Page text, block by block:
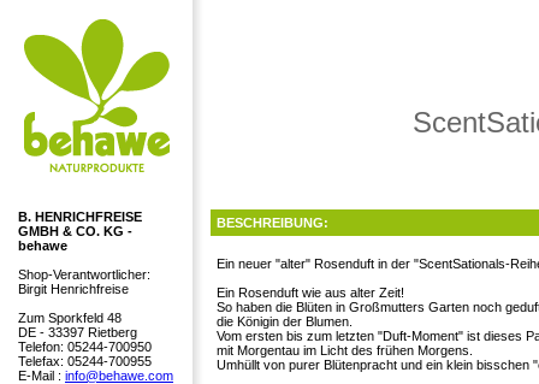
B. HENRICHFREISE
GMBH & CO. KG -
behawe
Shop-Verantwortlicher:
Birgit Henrichfreise
Zum Sporkfeld 48
DE - 33397 Rietberg
Telefon: 05244-700950
Telefax: 05244-700955
E-Mail : info@behawe.com
BESCHREIBUNG:
Ein neuer "alter" Rosenduft in der "ScentSationals-
Ein Rosenduft wie aus alter Zeit!
So haben die Blüten in Großmutters Garten noch
die Königin der Blumen.
Vom ersten bis zum letzten "Duft-Moment" ist dieses
mit Morgentau im Licht des frühen Morgens.
Umhüllt von purer Blütenpracht und ein klein bisschen